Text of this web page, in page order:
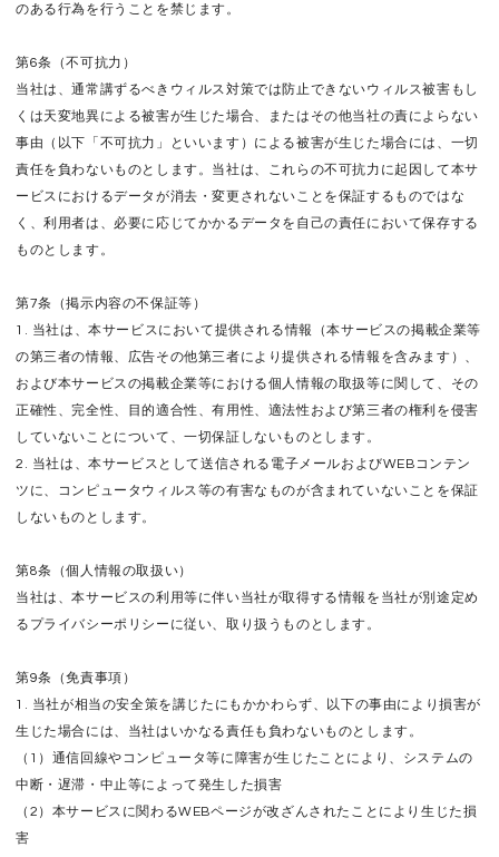
のある行為を行うことを禁じます。
第6条（不可抗力）
当社は、通常講ずるべきウィルス対策では防止できないウィルス被害もし
くは天変地異による被害が生じた場合、またはその他当社の責によらない
事由（以下「不可抗力」といいます）による被害が生じた場合には、一切
責任を負わないものとします。当社は、これらの不可抗力に起因して本サ
ービスにおけるデータが消去・変更されないことを保証するものではな
く、利用者は、必要に応じてかかるデータを自己の責任において保存する
ものとします。
第7条（掲示内容の不保証等）
1. 当社は、本サービスにおいて提供される情報（本サービスの掲載企業等
の第三者の情報、広告その他第三者により提供される情報を含みます）、
および本サービスの掲載企業等における個人情報の取扱等に関して、その
正確性、完全性、目的適合性、有用性、適法性および第三者の権利を侵害
していないことについて、一切保証しないものとします。
2. 当社は、本サービスとして送信される電子メールおよびWEBコンテン
ツに、コンピュータウィルス等の有害なものが含まれていないことを保証
しないものとします。
第8条（個人情報の取扱い）
当社は、本サービスの利用等に伴い当社が取得する情報を当社が別途定め
るプライバシーポリシーに従い、取り扱うものとします。
第9条（免責事項）
1. 当社が相当の安全策を講じたにもかかわらず、以下の事由により損害が
生じた場合には、当社はいかなる責任も負わないものとします。
（1）通信回線やコンピュータ等に障害が生じたことにより、システムの
中断・遅滞・中止等によって発生した損害
（2）本サービスに関わるWEBページが改ざんされたことにより生じた損
害